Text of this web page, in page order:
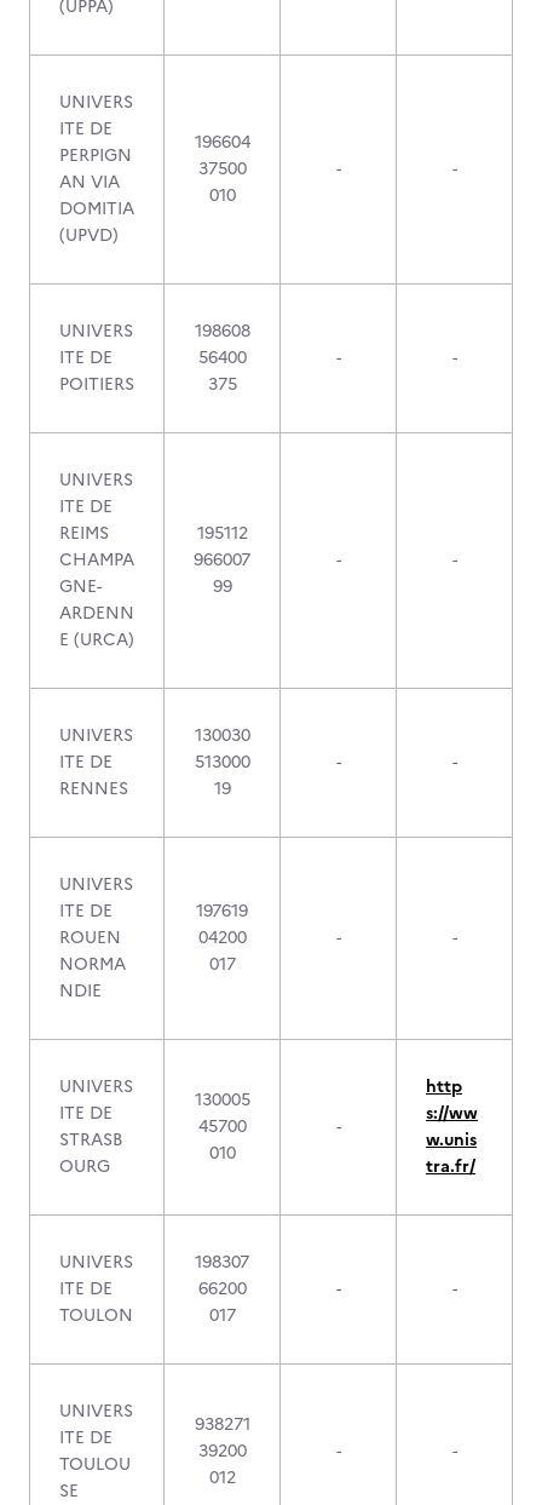
(UPPA)
UNIVERS
ITE DE
PERPIGN
AN VIA
DOMITIA
(UPVD)
196604
37500
010
- -
UNIVERS
ITE DE
POITIERS
198608
56400
375
- -
UNIVERS
ITE DE
REIMS
CHAMPA
GNE-
ARDENN
E (URCA)
195112
966007
99
- -
UNIVERS
ITE DE
RENNES
130030
513000
19
- -
UNIVERS
ITE DE
ROUEN
NORMA
NDIE
197619
04200
017
- -
UNIVERS
ITE DE
STRASB
OURG
130005
45700
010
-
http
s://ww
w.unis
tra.fr/
UNIVERS
ITE DE
TOULON
198307
66200
017
- -
UNIVERS
ITE DE
TOULOU
SE
938271
39200
012
- -